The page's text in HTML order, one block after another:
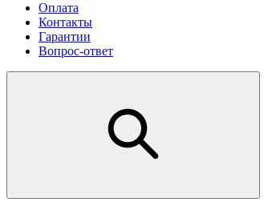
Оплата
Контакты
Гарантии
Вопрос-ответ